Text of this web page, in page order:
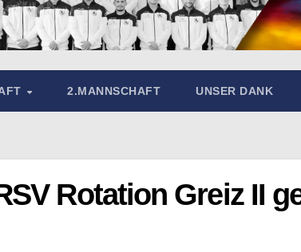
2.MANNSCHAFT UNSER DANK
Rotation Greiz II